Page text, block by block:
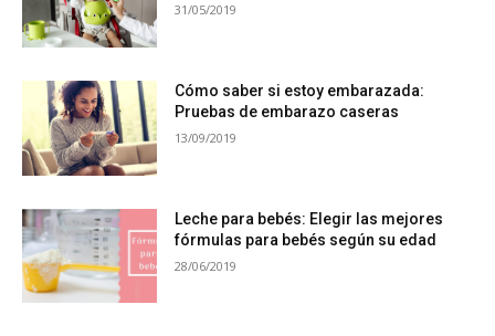
31/05/2019
Cómo saber si estoy embarazada:
Pruebas de embarazo caseras
13/09/2019
Leche para bebés: Elegir las mejores
fórmulas para bebés según su edad
28/06/2019